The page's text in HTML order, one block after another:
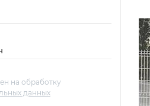
на обработку
данных